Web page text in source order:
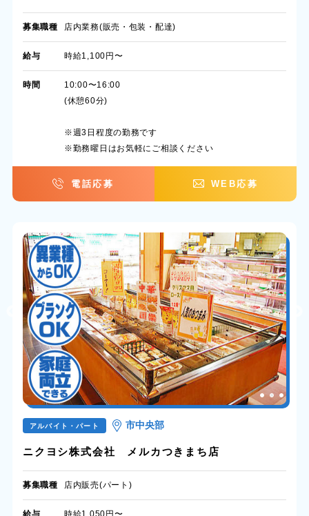
募集職種 店内業務(販売・包装・配達)
給与 時給1,100円〜
時間
10:00〜16:00
(休憩60分)
※週3日程度の勤務です
※勤務曜日はお気軽にご相談ください
電話応募 WEB応募
アルバイト・パート 市中央部
ニクヨシ株式会社 メルカつきまち店
募集職種 店内販売(パート)
給与 時給1,050円〜